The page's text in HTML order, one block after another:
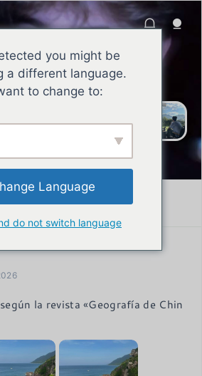
de principios se esfuerza
reputación y mantener una
actitud firme y optimista.
la revista «Geografía de Chin
you might be
a different language.
to change to:
Language
do not switch language